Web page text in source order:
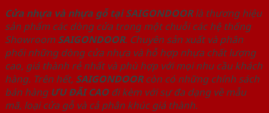
Cửa nhựa và nhựa gỗ tại SAIGONDOORlà thương hiệu
sản phẩm các dòng cửa trong một chuỗi các hệ thống
Showroom SAIGONDOOR. Chuyên sản xuất và phân
phối những dòng cửa nhựa và hỗ hợp nhựa chất lượng
cao, giá thành rẻ nhất và phù hợp với mọi nhu cầu khách
hàng. Trên hết, SAIGONDOORcòn có những chính sách
bán hàng ƯU ĐÃI CAOđi kèm với sự đa dạng về mẫu
mã, loại cửa gỗ và cả phân khúc giá thành.